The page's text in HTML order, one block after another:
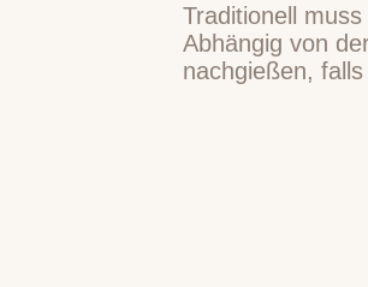
Traditionell
Abhängig von
nachgießen,